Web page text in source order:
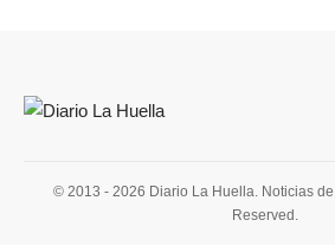
© 2013 - 2026 Diario La Huella. Noticias
Reserved.